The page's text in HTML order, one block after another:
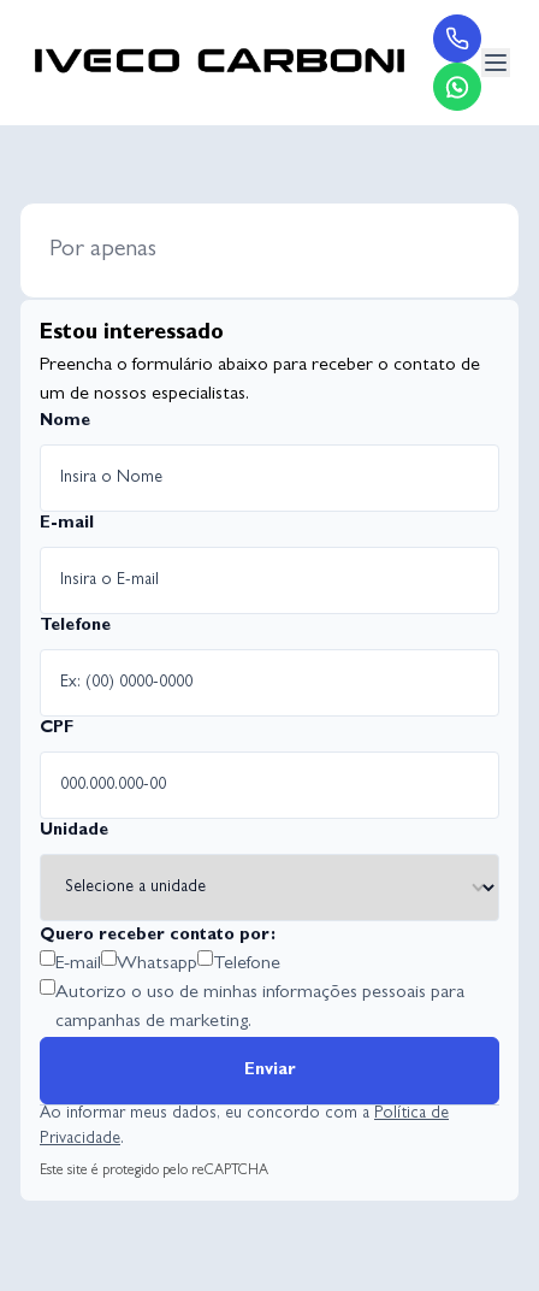
Por apenas
Estou interessado
Preencha o formulário abaixo para receber o contato de
um de nossos especialistas.
Nome
E-mail
Telefone
CPF
Unidade
Quero receber contato por:
E-mail Whatsapp
Telefone
Autorizo o uso de minhas informações pessoais para
campanhas de marketing.
Enviar
Ao informar meus dados, eu concordo com a Política de
Privacidade.
Este site é protegido pelo reCAPTCHA